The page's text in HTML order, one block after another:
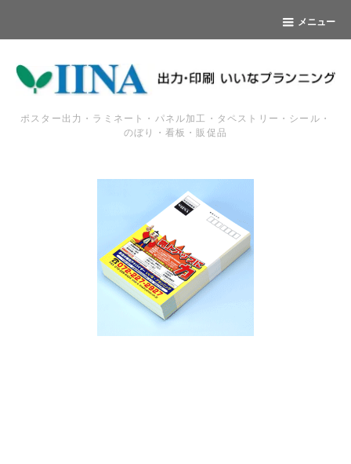
メニュー
ポスター出力・ラミネート・パネル加工・タペストリー・シール・
のぼり・看板・販促品